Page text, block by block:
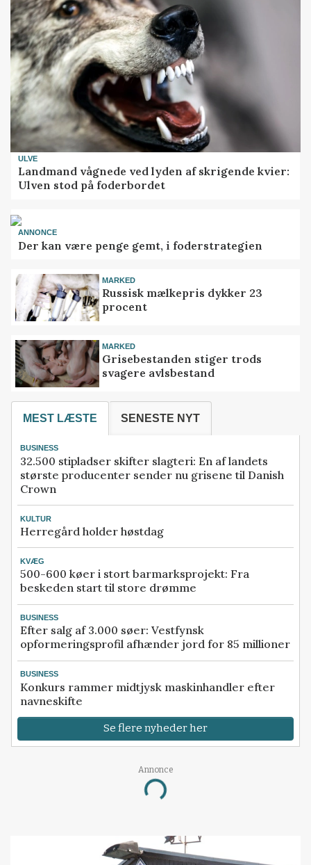
ULVE
Landmand vågnede ved lyden af skrigende kvier:
Ulven stod på foderbordet
ANNONCE
Der kan være penge gemt, i foderstrategien
MARKED
Russisk mælkepris dykker 23
procent
MARKED
Grisebestanden stiger trods
svagere avlsbestand
MEST LÆSTE SENESTE NYT
BUSINESS
32.500 stipladser skifter slagteri: En af landets
største producenter sender nu grisene til Danish
Crown
KULTUR
Herregård holder høstdag
KVÆG
500-600 køer i stort barmarksprojekt: Fra
beskeden start til store drømme
BUSINESS
Efter salg af 3.000 søer: Vestfynsk
opformeringsprofil afhænder jord for 85 millioner
BUSINESS
Konkurs rammer midtjysk maskinhandler efter
navneskifte
Se flere nyheder her
Annonce
Loading...